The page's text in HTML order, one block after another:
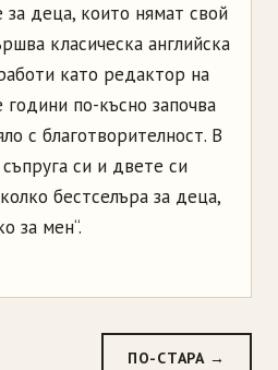
за деца, които нямат свой
класическа английска
като редактор на
по-късно започва
с благотворителност. В
си и двете си
бестселъра за деца,
за мен“.
ПО-СТАРА →